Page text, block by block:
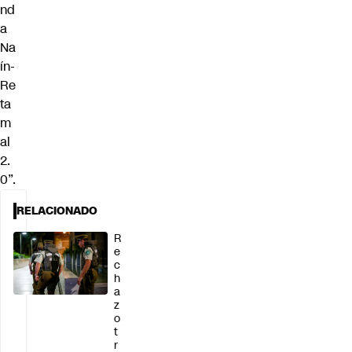
nd
a
Na
ín-
Re
ta
m
al
2.
0”.
RELACIONADO
R
e
c
h
a
z
o
t
r